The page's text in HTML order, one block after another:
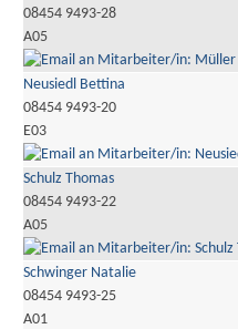
08454 9493-28
A05
Neusiedl Bettina
08454 9493-20
E03
Schulz Thomas
08454 9493-22
A05
Schwinger Natalie
08454 9493-25
A01